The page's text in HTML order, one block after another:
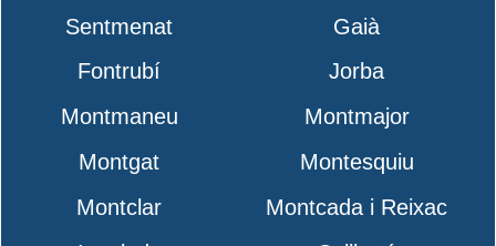
Sentmenat
Gaià
Fontrubí
Jorba
Montmaneu
Montmajor
Montgat
Montesquiu
Montclar
Montcada i Reixac